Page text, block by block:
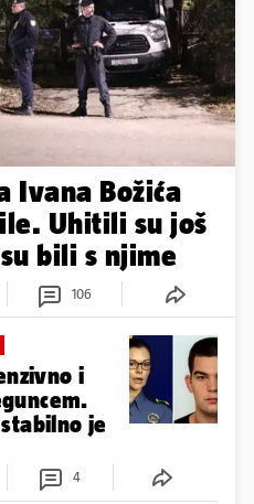
Ivana Božića
Uhitili su još
bili s njime
106
i
je
4